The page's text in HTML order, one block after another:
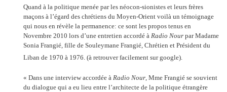
Quand à la politique menée par les néocon-sionistes et leurs frères
maçons à l’égard des chrétiens du Moyen-Orient voilà un témoignage
qui nous en révèle la permanence: ce sont les propos tenus en
Novembre 2010 lors d’une entretien accordé à Radio Nour par Madame
Sonia Frangié, fille de Souleymane Frangié, Chrétien et Président du
Liban de 1970 à 1976. (à retrouver facilement sur google).
« Dans une interview accordée à Radio Nour, Mme Frangié se souvient
du dialogue qui a eu lieu entre l’architecte de la politique étrangère